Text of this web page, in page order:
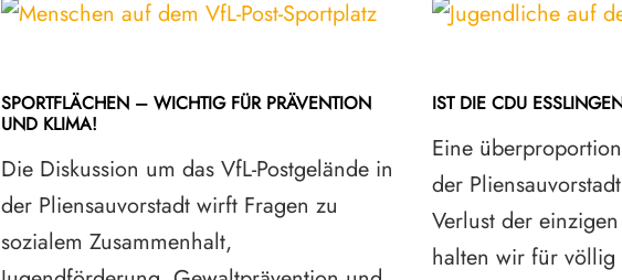
SPORTFLÄCHEN – WICHTIG FÜR PRÄVENTION
UND KLIMA!
Die Diskussion um das VfL-Postgelände in
der Pliensauvorstadt wirft Fragen zu
sozialem Zusammenhalt,
IST DIE CDU
Eine
der
Verlust der
halten wir für völlig